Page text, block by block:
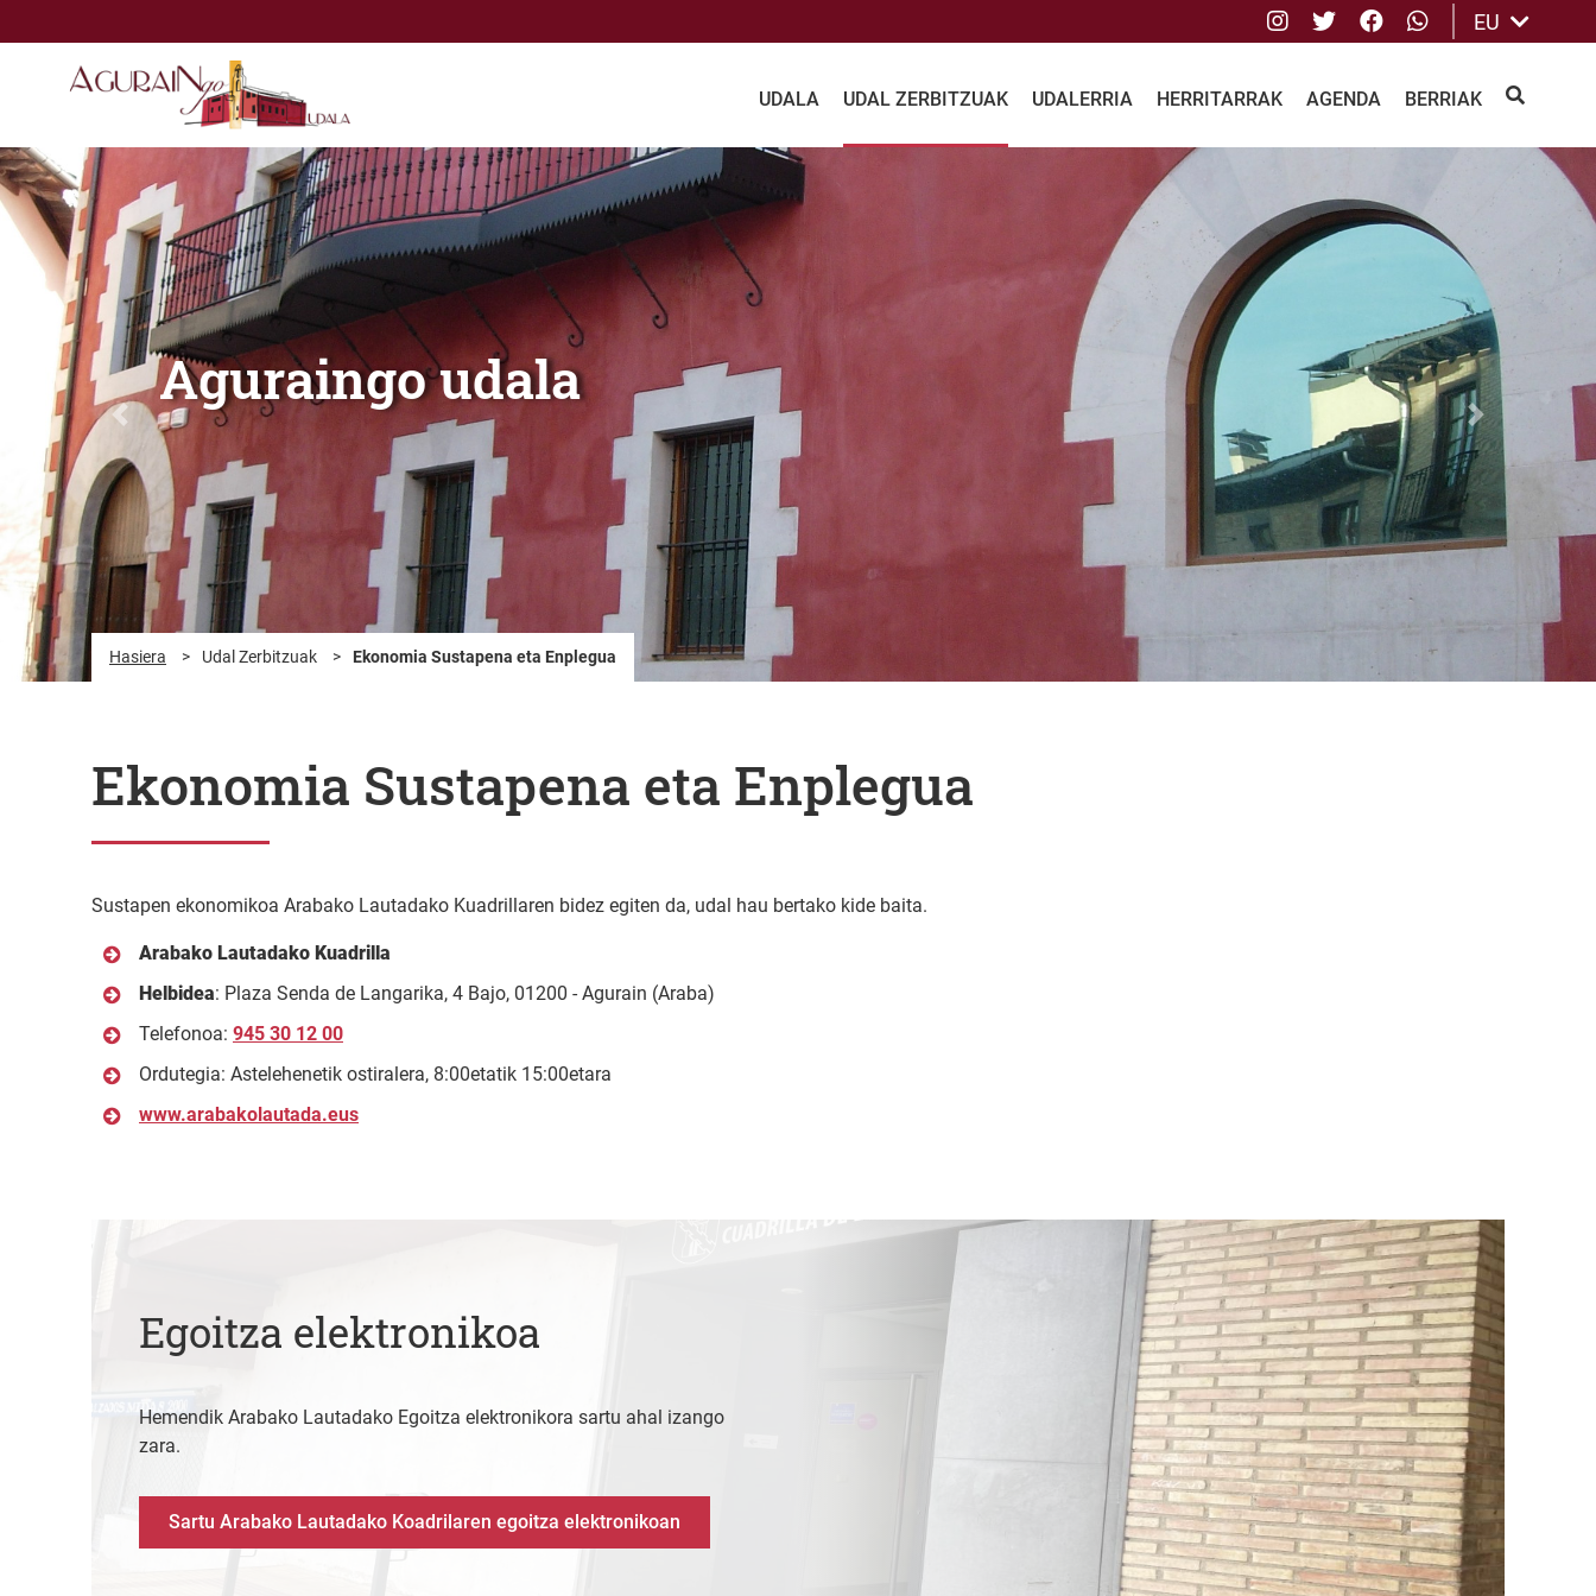
Instagram
TwitterFacebook
whatsApp
EU
UDALA UDAL ZERBITZUAK UDALERRIA HERRITARRAK AGENDA BERRIAK BILATU
Ekonomia Sustapena eta Enplegua
Hasiera > Udal Zerbitzuak > Ekonomia Sustapena eta Enplegua
Aguraingo udala
Previous Next
Sustapen ekonomikoa Arabako Lautadako Kuadrillaren bidez egiten da, udal hau bertako kide baita.
Arabako Lautadako Kuadrilla
Helbidea: Plaza Senda de Langarika, 4 Bajo, 01200 - Agurain (Araba)
Telefonoa: 945 30 12 00
Ordutegia: Astelehenetik ostiralera, 8:00etatik 15:00etara
www.arabakolautada.eus
Egoitza elektronikoa
Hemendik Arabako Lautadako Egoitza elektronikora sartu ahal izango
zara.
Sartu Arabako Lautadako Koadrilaren egoitza elektronikoan